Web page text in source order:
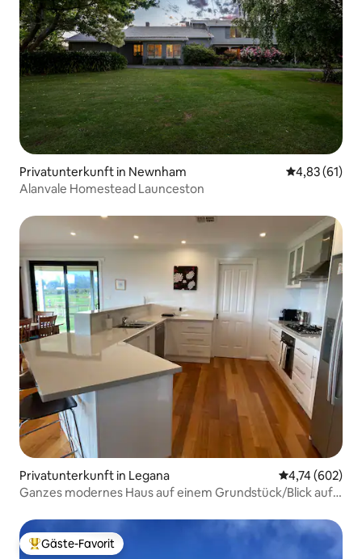
Privatunterkunft in Newnham
4,83 (61)
Alanvale Homestead Launceston
Privatunterkunft in Legana
4,74 (602)
Ganzes modernes Haus auf einem Grundstück/Blick aufs
Beliebter Gäste-Favorit.
Gäste-Favorit